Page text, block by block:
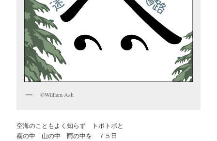
©William Ash
空海のこともよく知らず トボトボと
霧の中 山の中 雨の中を ７５日